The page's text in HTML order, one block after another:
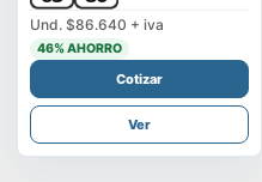
Und. $86.640 + iva
46% AHORRO
Cotizar
Ver